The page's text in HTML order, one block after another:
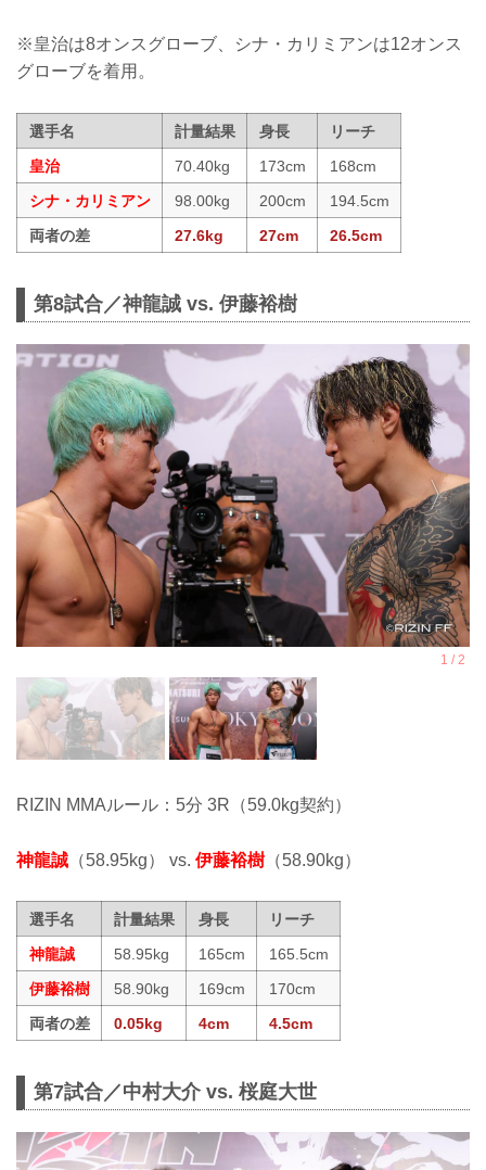
※皇治は8オンスグローブ、シナ・カリミアンは12オンス
グローブを着用。
選手名 計量結果 身長
リーチ
皇治
70.40kg 173cm
168cm
シナ・カリミアン
98.00kg 200cm
194.5cm
両者の差
27.6kg 27cm 26.5cm
第8試合／神龍誠 vs. 伊藤裕樹
RIZIN MMAルール：5分 3R（59.0kg契約）
神龍誠 （58.95kg） vs. 伊藤裕樹 （58.90kg）
選手名 計量結果 身長
リーチ
神龍誠
58.95kg 165cm
165.5cm
伊藤裕樹
58.90kg 169cm
170cm
両者の差
0.05kg 4cm 4.5cm
第7試合／中村大介 vs. 桜庭大世